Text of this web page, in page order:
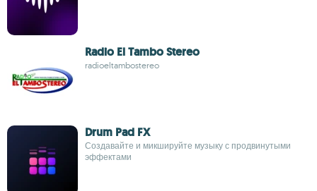
Radio El Tambo Stereo
radioeltambostereo
Drum Pad FX
Создавайте и микшируйте музыку с продвинутыми
эффектами